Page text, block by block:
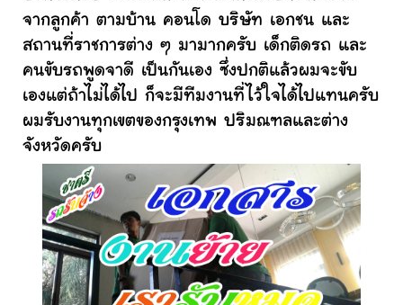
จากลูกค้า ตามบ้าน คอนโด บริษัท เอกชน และ
สถานที่ราชการต่าง ๆ มามากครับ เด็กติดรถ และ
คนขับรถพูดจาดี เป็นกันเอง ซึ่งปกติแล้วผมจะขับ
เองแต่ถ้าไม่ได้ไป ก็จะมีทีมงานที่ไว้ใจได้ไปแทนครับ
ผมรับงานทุกเขตของกรุงเทพ ปริมณฑลและต่าง
จังหวัดครับ